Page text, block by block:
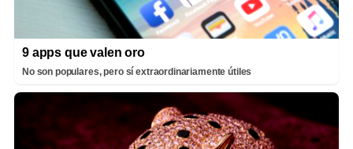
9 apps que valen oro
No son populares, pero sí extraordinariamente útiles